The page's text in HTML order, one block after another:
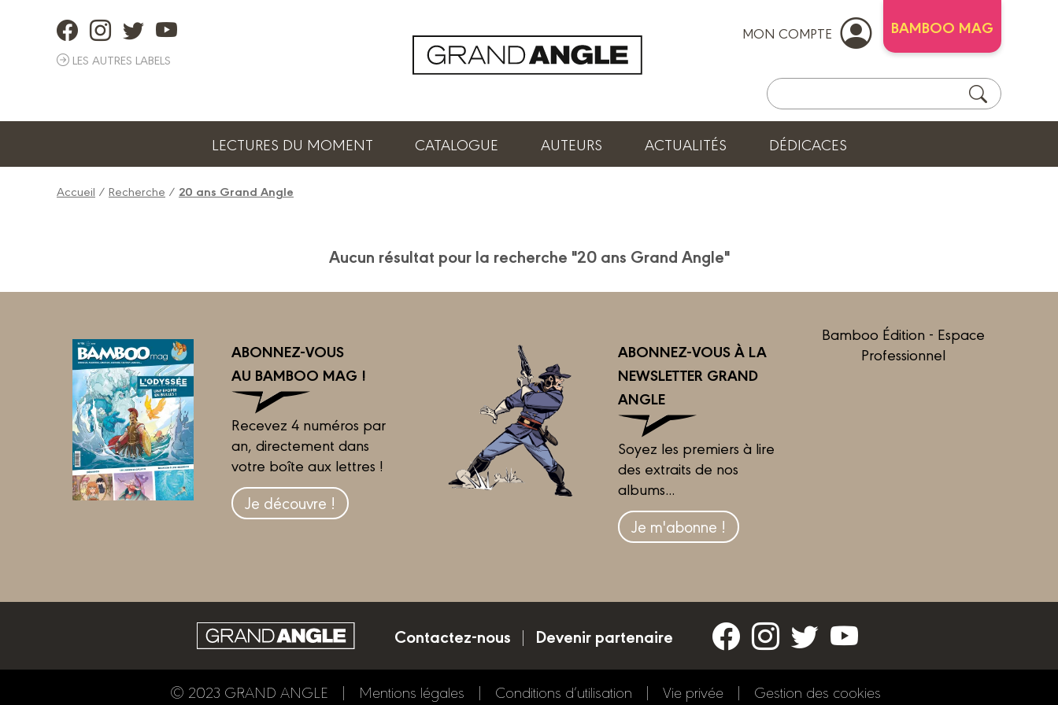
LES AUTRES LABELS
MON COMPTE BAMBOO MAG
LECTURES DU MOMENT CATALOGUE AUTEURS ACTUALITÉS DÉDICACES
Accueil / Recherche / 20 ans Grand Angle
Aucun résultat pour la recherche "20 ans Grand Angle"
ABONNEZ-VOUS
AU BAMBOO MAG !
Recevez 4 numéros par
an, directement dans
votre boîte aux lettres !
Je découvre !
ABONNEZ-VOUS À LA
NEWSLETTER GRAND
ANGLE
Soyez les premiers à lire
des extraits de nos
albums...
Je m'abonne !
Bamboo Édition - Espace
Professionnel
Contactez-nous Devenir partenaire
© 2023 GRAND ANGLE Mentions légales Conditions d’utilisation Vie privée Gestion des cookies